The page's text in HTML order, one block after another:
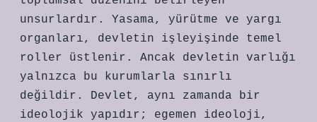
unsurlardır. Yasama, yürütme ve yargı
organları, devletin işleyişinde temel
roller üstlenir. Ancak devletin varlığı
yalnızca bu kurumlarla sınırlı
değildir. Devlet, aynı zamanda bir
ideolojik yapıdır; egemen ideoloji,